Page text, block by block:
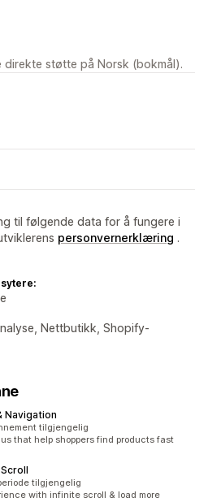
direkte støtte på Norsk (bokmål).
til følgende data for å fungere i
personvernerklæring .
Nettbutikk, Shopify-
Navigation
tilgjengelig
that help shoppers find products fast
tilgjengelig
with infinite scroll & load more